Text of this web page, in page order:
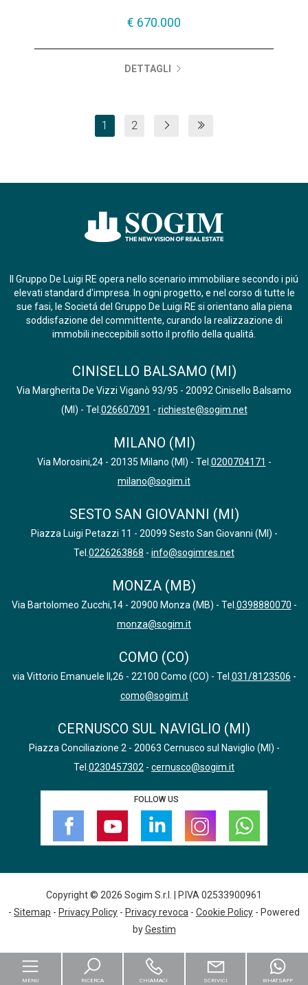
€ 670.000
DETTAGLI
1 2
Il Gruppo De Luigi RE opera nello scenario immobiliare secondo i piú
elevati standard d'impresa. In ogni progetto, e nel corso di tutte le
sue fasi, le Societá del Gruppo De Luigi RE si orientano alla piena
soddisfazione del committente, curando la realizzazione di
immobili ineccepibili sotto il profilo della qualitá.
CINISELLO BALSAMO (MI)
Via Margherita De Vizzi Viganò 93/95 - 20092 Cinisello Balsamo
(MI) - Tel. 026607091 - richieste@sogim.net
MILANO (MI)
Via Morosini,24 - 20135 Milano (MI) - Tel. 0200704171 -
milano@sogim.it
SESTO SAN GIOVANNI (MI)
Piazza Luigi Petazzi 11 - 20099 Sesto San Giovanni (MI) -
Tel. 0226263868 - info@sogimres.net
MONZA (MB)
Via Bartolomeo Zucchi,14 - 20900 Monza (MB) - Tel. 0398880070 -
monza@sogim.it
COMO (CO)
via Vittorio Emanuele II,26 - 22100 Como (CO) - Tel. 031/8123506 -
como@sogim.it
CERNUSCO SUL NAVIGLIO (MI)
Piazza Conciliazione 2 - 20063 Cernusco sul Naviglio (MI) -
Tel. 0230457302 - cernusco@sogim.it
FOLLOW US
Copyright © 2026 Sogim S.r.l. | P.IVA 02533900961
- Sitemap - Privacy Policy - Privacy revoca - Cookie Policy - Powered
byGestim
MENU RICERCA CHIAMACI SCRIVICI WHATSAPP